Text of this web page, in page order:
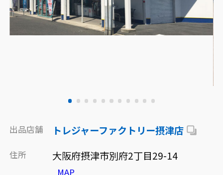
出品店舗 トレジャーファクトリー摂津店
住所 大阪府摂津市別府2丁目29-14
MAP